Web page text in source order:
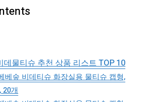
데물티슈 추천 상품 리스트 TOP 10
베숲 비데티슈 화장실용 물티슈 캡형,
20개